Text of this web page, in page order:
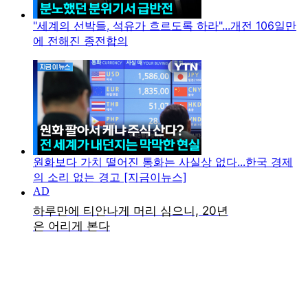
"세계의 선박들, 석유가 흐르도록 하라"...개전 106일만
에 전해진 종전합의
원화보다 가치 떨어진 통화는 사실상 없다...한국 경제
의 소리 없는 경고 [지금이뉴스]